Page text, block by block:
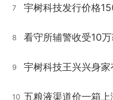
7 宇树科技发行价格
8 看守所辅警收受10
9
10 五粮液渠道价一箱上